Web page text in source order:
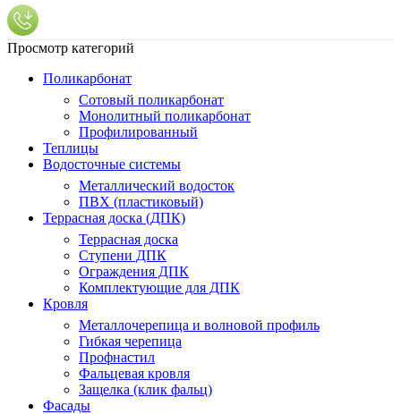
Просмотр категорий
Поликарбонат
Сотовый поликарбонат
Монолитный поликарбонат
Профилированный
Теплицы
Водосточные системы
Металлический водосток
ПВХ (пластиковый)
Террасная доска (ДПК)
Террасная доска
Ступени ДПК
Ограждения ДПК
Комплектующие для ДПК
Кровля
Металлочерепица и волновой профиль
Гибкая черепица
Профнастил
Фальцевая кровля
Защелка (клик фальц)
Фасады